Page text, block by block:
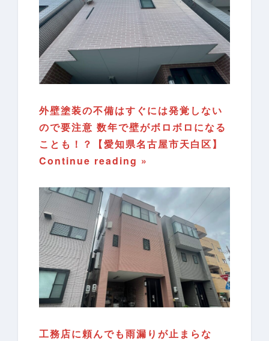
外壁塗装の不備はすぐには発覚しない
ので要注意 数年で壁がボロボロになる
ことも！？【愛知県名古屋市天白区】
Continue reading »
工務店に頼んでも雨漏りが止まらな